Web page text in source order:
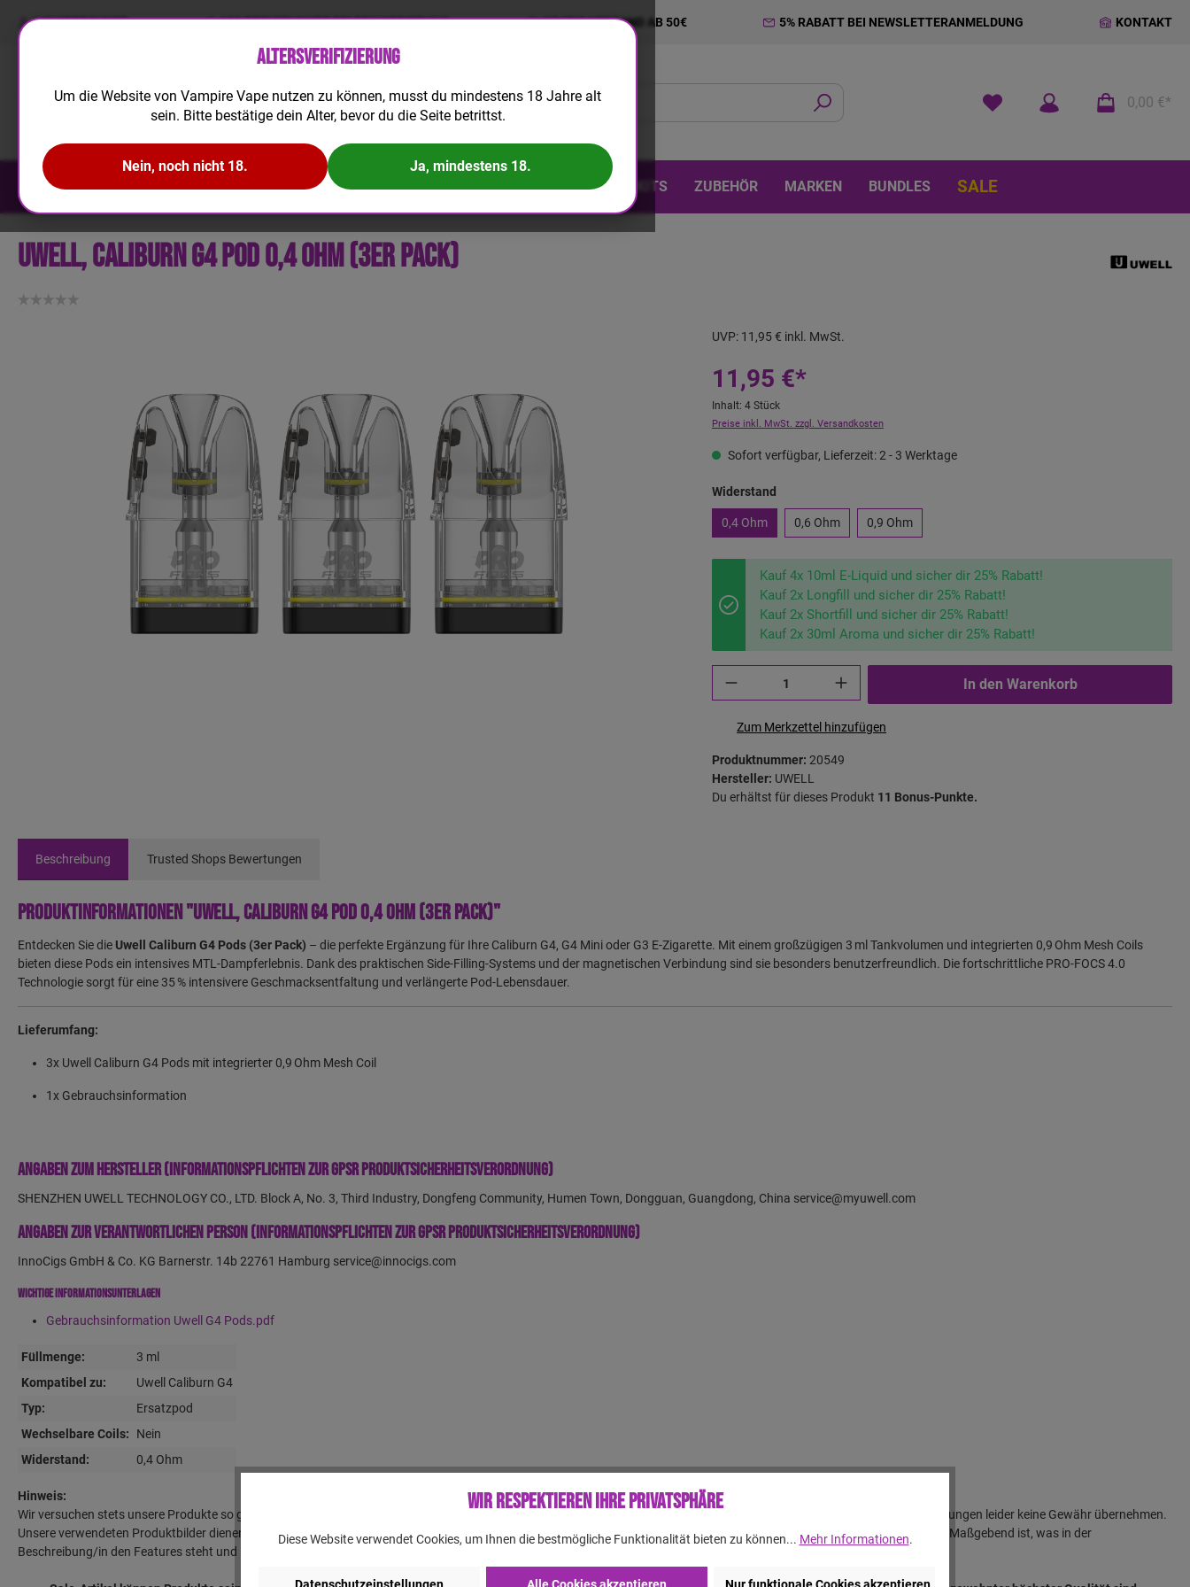
LIQUIDRECHNER 100 TREUEPUNKTE BEI REGISTRIERUNG GRATIS VERSAND AB 50€ 5% RABATT BEI NEWSLETTERANMELDUNG KONTAKT
0,00 €*
NEUHEITEN E-LIQUID AROMA & DIY EINWEG BIG PUFF KITS ZUBEHÖR MARKEN BUNDLES SALE
Uwell, Caliburn G4 Pod 0,4 Ohm (3er Pack)
UVP: 11,95 € inkl. MwSt.
11,95 €*
Inhalt: 4 Stück
Preise inkl. MwSt. zzgl. Versandkosten
Sofort verfügbar, Lieferzeit: 2 - 3 Werktage
Widerstand
0,4 Ohm 0,6 Ohm 0,9 Ohm
Kauf 4x 10ml E-Liquid und sicher dir 25% Rabatt!
Kauf 2x Longfill und sicher dir 25% Rabatt!
Kauf 2x Shortfill und sicher dir 25% Rabatt!
Kauf 2x 30ml Aroma und sicher dir 25% Rabatt!
In den Warenkorb
Zum Merkzettel hinzufügen
Produktnummer: 20549
Hersteller: UWELL
Du erhältst für dieses Produkt 11 Bonus-Punkte.
Beschreibung Trusted Shops Bewertungen
Produktinformationen "Uwell, Caliburn G4 Pod 0,4 Ohm (3er Pack)"
Entdecken Sie die Uwell Caliburn G4 Pods (3er Pack) – die perfekte Ergänzung für Ihre Caliburn G4, G4 Mini oder G3 E-Zigarette. Mit einem großzügigen 3 ml Tankvolumen und integrierten 0,9 Ohm Mesh Coils
bieten diese Pods ein intensives MTL-Dampferlebnis. Dank des praktischen Side-Filling-Systems und der magnetischen Verbindung sind sie besonders benutzerfreundlich. Die fortschrittliche PRO-FOCS 4.0
Technologie sorgt für eine 35 % intensivere Geschmacksentfaltung und verlängerte Pod-Lebensdauer.
Lieferumfang:
3x Uwell Caliburn G4 Pods mit integrierter 0,9 Ohm Mesh Coil
1x Gebrauchsinformation
Angaben zum Hersteller (Informationspflichten zur GPSR Produktsicherheitsverordnung)
SHENZHEN UWELL TECHNOLOGY CO., LTD. Block A, No. 3, Third Industry, Dongfeng Community, Humen Town, Dongguan, Guangdong, China service@myuwell.com
Angaben zur verantwortlichen Person (Informationspflichten zur GPSR Produktsicherheitsverordnung)
InnoCigs GmbH & Co. KG Barnerstr. 14b 22761 Hamburg service@innocigs.com
Wichtige Informationsunterlagen
Gebrauchsinformation Uwell G4 Pods.pdf
Füllmenge:
3 ml
Kompatibel zu:
Uwell Caliburn G4
Typ:
Ersatzpod
Wechselbare Coils:
Nein
Widerstand:
0,4 Ohm
Hinweis:
Wir versuchen stets unsere Produkte so gut wie möglich zu beschreiben, allerdings sind auch wir nicht fehlerlos. Aus diesem Grund können wir für unsere Produktbeschreibungen leider keine Gewähr übernehmen.
Unsere verwendeten Produktbilder dienen lediglich der Darstellung des Produkts. Der gelieferte Artikel kann, in Bezug auf Farbe, Anzahl etc., vom jeweiligen Bild abweichen. Maßgebend ist, was in der
Beschreibung/in den Features steht und im Lieferumfang aufgeführt ist.
Wir respektieren Ihre Privatsphäre
Diese Website verwendet Cookies, um Ihnen die bestmögliche Funktionalität bieten zu können... Mehr Informationen.
Altersverifizierung
Um die Website von Vampire Vape nutzen zu können, musst du mindestens 18 Jahre alt
sein. Bitte bestätige dein Alter, bevor du die Seite betrittst.
Nein, noch nicht 18. Ja, mindestens 18.